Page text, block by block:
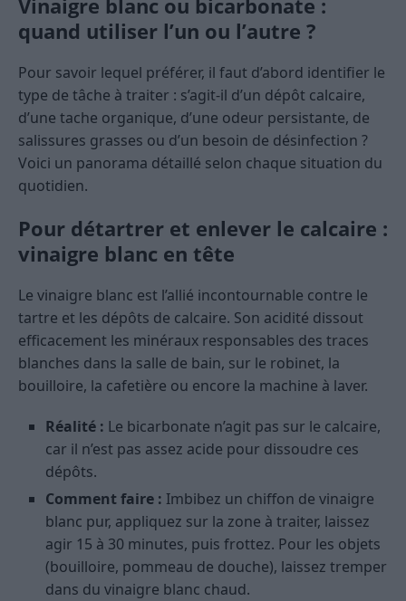
Vinaigre blanc ou bicarbonate :
quand utiliser l’un ou l’autre ?
Pour savoir lequel préférer, il faut d’abord identifier le
type de tâche à traiter : s’agit-il d’un dépôt calcaire,
d’une tache organique, d’une odeur persistante, de
salissures grasses ou d’un besoin de désinfection ?
Voici un panorama détaillé selon chaque situation du
quotidien.
Pour détartrer et enlever le calcaire :
vinaigre blanc en tête
Le vinaigre blanc est l’allié incontournable contre le
tartre et les dépôts de calcaire. Son acidité dissout
efficacement les minéraux responsables des traces
blanches dans la salle de bain, sur le robinet, la
bouilloire, la cafetière ou encore la machine à laver.
Réalité : Le bicarbonate n’agit pas sur le calcaire,
car il n’est pas assez acide pour dissoudre ces
dépôts.
Comment faire : Imbibez un chiffon de vinaigre
blanc pur, appliquez sur la zone à traiter, laissez
agir 15 à 30 minutes, puis frottez. Pour les objets
(bouilloire, pommeau de douche), laissez tremper
dans du vinaigre blanc chaud.